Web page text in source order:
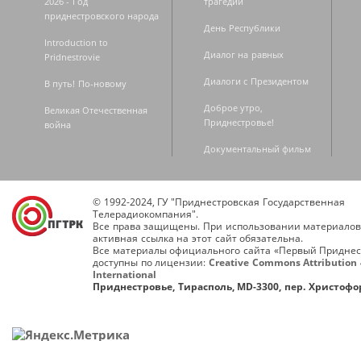
приднестровского народа
Introduction to
Pridnestrovie
В путь! По-новому
Великая Отечественная
война
День Республики
Диалог на равных
Диалоги с Президентом
Доброе утро,
Приднестровье!
Документальный фильм
© 1992-2024, ГУ "Приднестровская Государственная
Телерадиокомпания".
Все права защищены. При использовании
активная ссылка на этот сайт обязательна.
Все материалы официального сайта «Первый
доступны по лицензии: Creative Commons Attribution
International
Приднестровье, Тирасполь, MD-3300, пер.